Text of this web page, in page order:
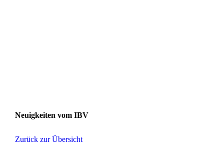
Neuigkeiten vom IBV
Zurück zur Übersicht